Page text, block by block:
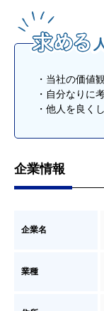
・当社の価値
・自分なりに
・他人を良く
企業情報
企業名
業種